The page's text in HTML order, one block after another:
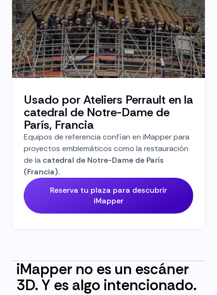
Usado por Ateliers Perrault en la
catedral de Notre-Dame de
París, Francia
Equipos de referencia confían en iMapper para
proyectos emblemáticos como la restauración
de la catedral de Notre-Dame de París
(Francia).
Reserva tu plaza para descubrir
iMapper
iMapper no es un escáner
3D. Y es algo intencionado.